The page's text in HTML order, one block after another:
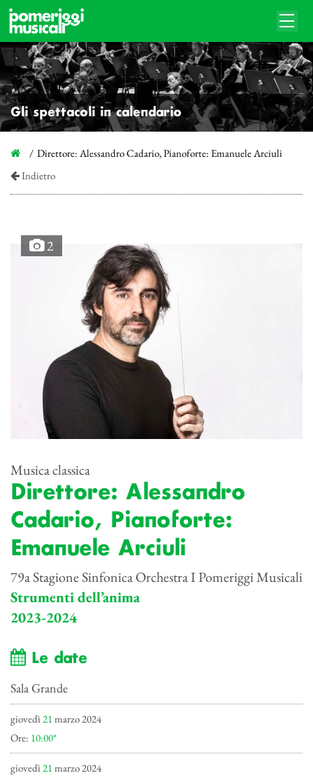
Gli spettacoli in calendario
Direttore: Alessandro Cadario, Pianoforte: Emanuele Arciuli
Indietro
2
Musica classica
Direttore: Alessandro
Cadario, Pianoforte:
Emanuele Arciuli
79a Stagione Sinfonica Orchestra I Pomeriggi Musicali
Strumenti dell’anima
2023-2024
Le date
Sala Grande
giovedì 21 marzo 2024
Ore: 10:00*
giovedì 21 marzo 2024